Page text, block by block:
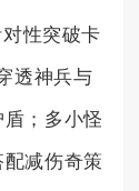
性突破卡
透神兵与
；多小怪
减伤奇策